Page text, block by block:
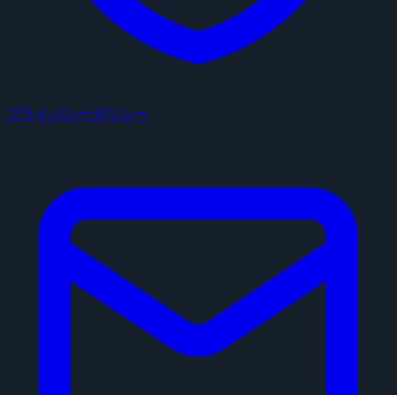
プライバシーポリシー